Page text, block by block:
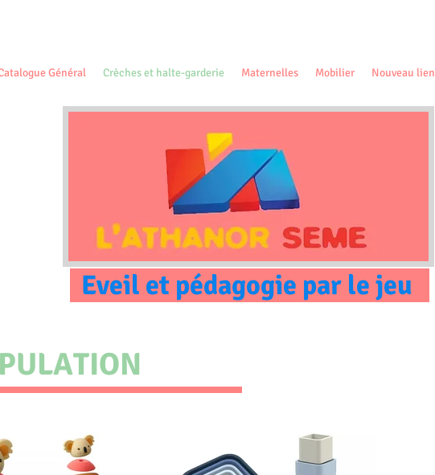
Général Crèches et halte-garderie Maternelles Mobilier Nouveau lien
Eveil et pédagogie par le jeu